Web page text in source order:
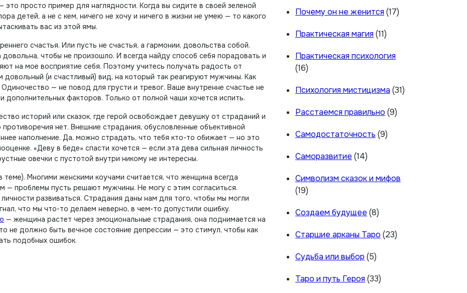
просто пример для наглядности. Когда вы сидите в своей зеленой
детей, а не с кем, ничего не хочу и ничего в жизни не умею — то какого
вас из этой ямы.
счастья. Или пусть не счастья, а гармонии, довольства собой.
чтобы не произошло. И всегда найду способ себя порадовать и
на мое восприятие себя. Поэтому учитесь получать радость от
(и счастливый) вид, на который так реагируют мужчины. Как
— не повод для грусти и тревог. Ваше внутренне счастье не
дополнительных факторов. Только от полной чаши хочется испить.
историй или сказок, где герой освобождает девушку от страданий и
нет. Внешние страдания, обусловленные объективной
наполнение. Да, можно страдать, что тебя кто-то обижает — но это
«Деву в беде» спасти хочется — если эта дева сильная личность
овечки с пустотой внутри никому не интересны.
Многими женскими коучами считается, что женщина всегда
— проблемы пусть решают мужчины. Не могу с этим согласиться.
развиваться. Страдания даны нам для того, чтобы мы могли
что мы что-то делаем неверно, в чем-то допустили ошибку.
— женщина растет через эмоциональные страдания, она поднимается на
не должно быть вечное состояние депрессии — это стимул, чтобы как
подобных ошибок.
Почему он не женится (17)
Практическая магия (11)
Практическая психология
(16)
Психология мистицизма (31)
Расстаемся правильно (9)
Самодостаточность (9)
Саморазвитие (14)
Символизм сказок и мифов
(19)
Создаем будущее (8)
Старшие арканы Таро (23)
Судьба или выбор (5)
Таро и путь Героя (33)